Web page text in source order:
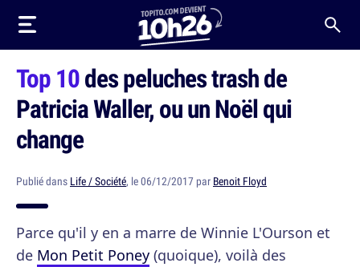
Top 10des peluches trash de
Patricia Waller, ou un Noël qui
change
Publié dans Life / Société, le 06/12/2017 par Benoit Floyd
Parce qu'il y en a marre de Winnie L'Ourson et
de Mon Petit Poney (quoique), voilà des